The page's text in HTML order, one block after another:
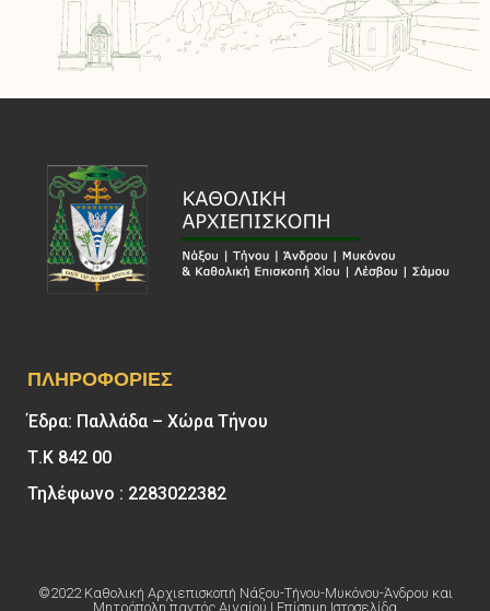
ΠΛΗΡΟΦΟΡΊΕΣ
Έδρα: Παλλάδα – Χώρα Τήνου
Τ.Κ 842 00
Τηλέφωνο : 2283022382
©2022 Καθολική Αρχιεπισκοπή Νάξου-Τήνου-Μυκόνου-Άνδρου και
Μητρόπολη παντός Αιγαίου | Επίσημη Ιστοσελίδα